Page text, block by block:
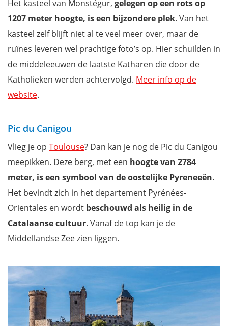
Het kasteel van Monstégur, gelegen op een rots op
1207 meter hoogte, is een bijzondere plek. Van het
kasteel zelf blijft niet al te veel meer over, maar de
ruïnes leveren wel prachtige foto’s op. Hier schuilden in
de middeleeuwen de laatste Katharen die door de
Katholieken werden achtervolgd. Meer info op de
website.
Pic du Canigou
Vlieg je op Toulouse? Dan kan je nog de Pic du Canigou
meepikken. Deze berg, met een hoogte van 2784
meter, is een symbool van de oostelijke Pyreneeën.
Het bevindt zich in het departement Pyrénées-
Orientales en wordt beschouwd als heilig in de
Catalaanse cultuur. Vanaf de top kan je de
Middellandse Zee zien liggen.